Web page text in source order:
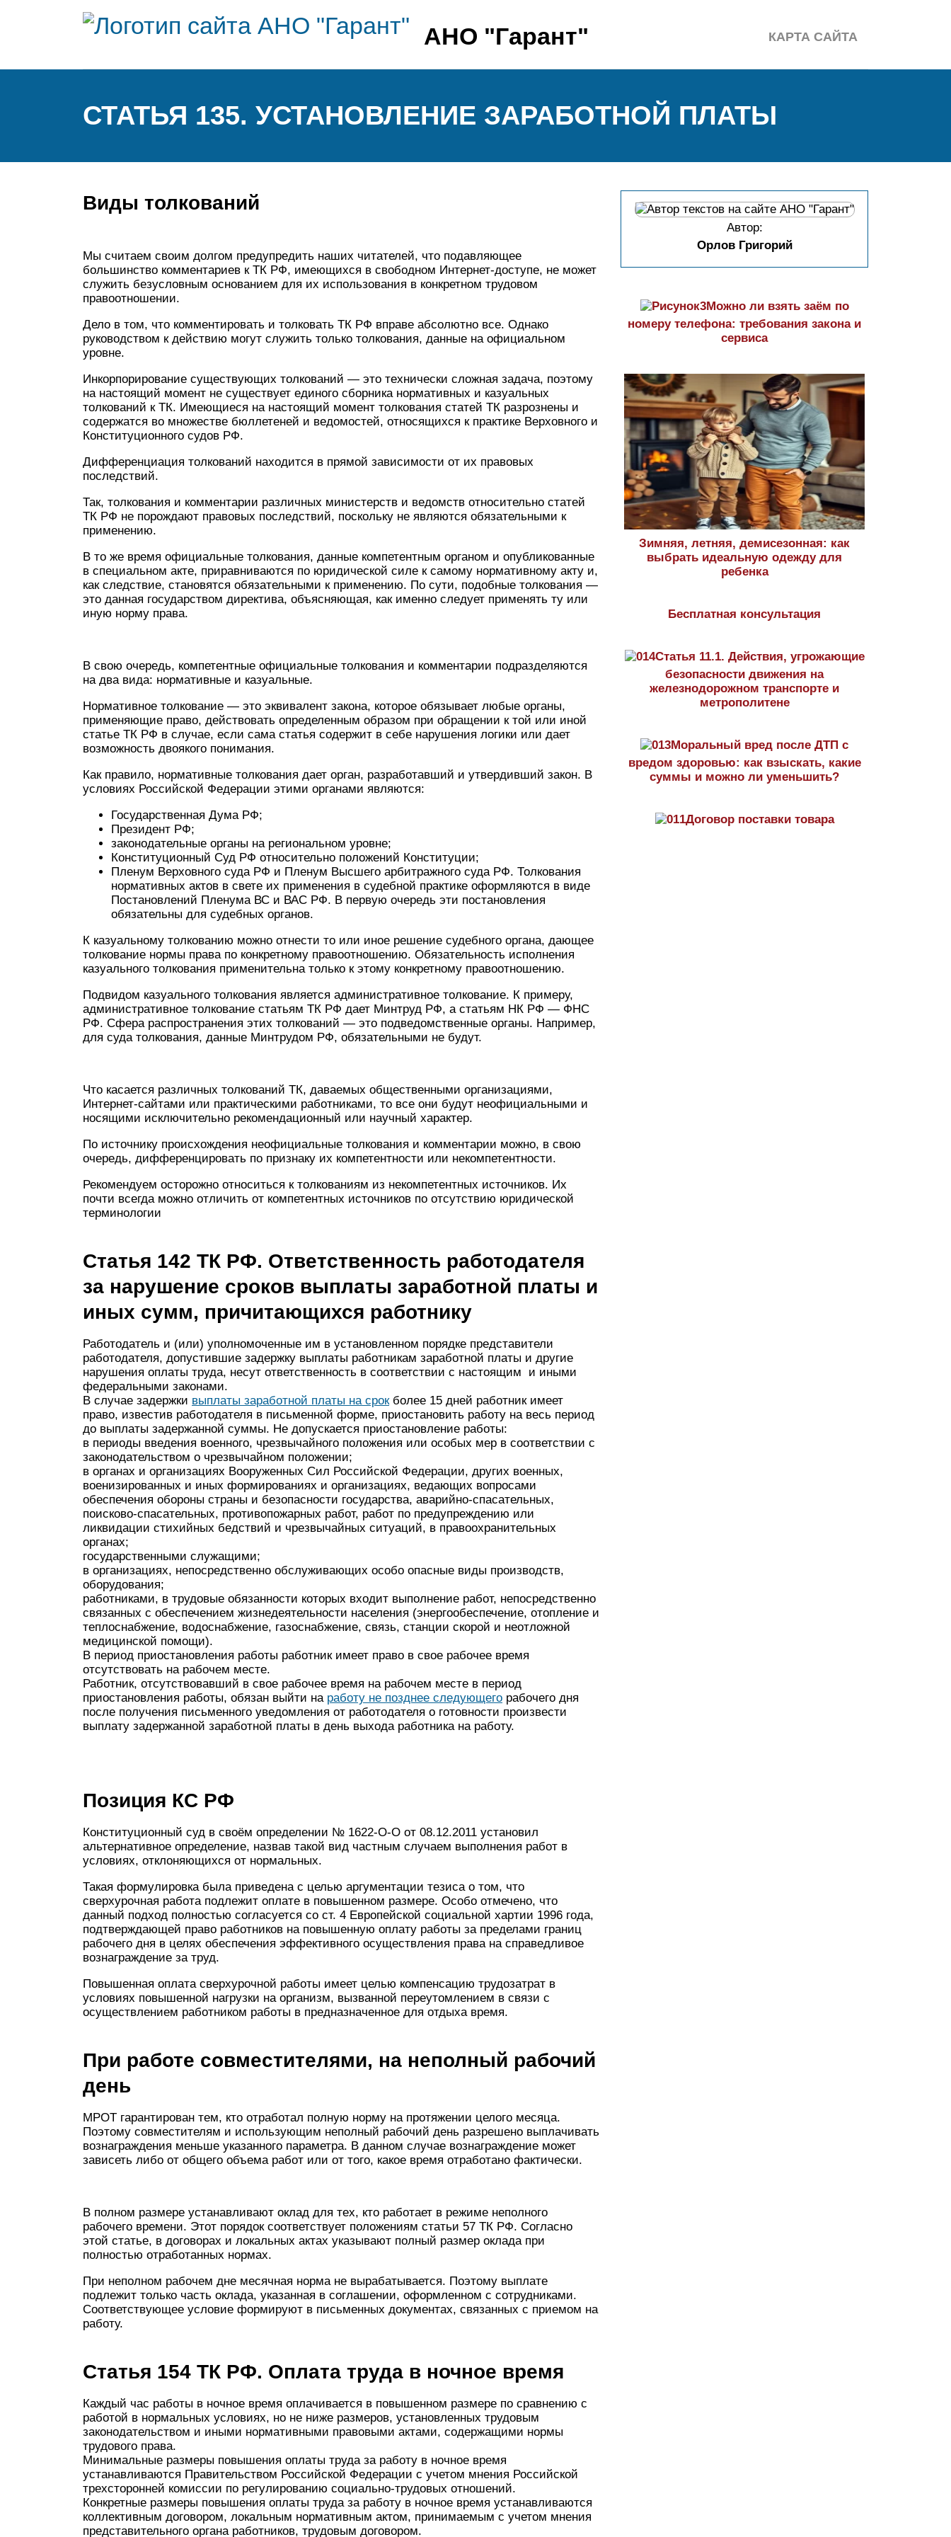
АНО "Гарант" КАРТА САЙТА
СТАТЬЯ 135. УСТАНОВЛЕНИЕ ЗАРАБОТНОЙ ПЛАТЫ
Виды толкований
Мы считаем своим долгом предупредить наших читателей, что подавляющее
большинство комментариев к ТК РФ, имеющихся в свободном Интернет-доступе, не может
служить безусловным основанием для их использования в конкретном трудовом
правоотношении.
Дело в том, что комментировать и толковать ТК РФ вправе абсолютно все. Однако
руководством к действию могут служить только толкования, данные на официальном
уровне.
Инкорпорирование существующих толкований — это технически сложная задача, поэтому
на настоящий момент не существует единого сборника нормативных и казуальных
толкований к ТК. Имеющиеся на настоящий момент толкования статей ТК разрознены и
содержатся во множестве бюллетеней и ведомостей, относящихся к практике Верховного и
Конституционного судов РФ.
Дифференциация толкований находится в прямой зависимости от их правовых
последствий.
Так, толкования и комментарии различных министерств и ведомств относительно статей
ТК РФ не порождают правовых последствий, поскольку не являются обязательными к
применению.
В то же время официальные толкования, данные компетентным органом и опубликованные
в специальном акте, приравниваются по юридической силе к самому нормативному акту и,
как следствие, становятся обязательными к применению. По сути, подобные толкования —
это данная государством директива, объясняющая, как именно следует применять ту или
иную норму права.
В свою очередь, компетентные официальные толкования и комментарии подразделяются
на два вида: нормативные и казуальные.
Нормативное толкование — это эквивалент закона, которое обязывает любые органы,
применяющие право, действовать определенным образом при обращении к той или иной
статье ТК РФ в случае, если сама статья содержит в себе нарушения логики или дает
возможность двоякого понимания.
Как правило, нормативные толкования дает орган, разработавший и утвердивший закон. В
условиях Российской Федерации этими органами являются:
Государственная Дума РФ;
Президент РФ;
законодательные органы на региональном уровне;
Конституционный Суд РФ относительно положений Конституции;
Пленум Верховного суда РФ и Пленум Высшего арбитражного суда РФ. Толкования
нормативных актов в свете их применения в судебной практике оформляются в виде
Постановлений Пленума ВС и ВАС РФ. В первую очередь эти постановления
обязательны для судебных органов.
К казуальному толкованию можно отнести то или иное решение судебного органа, дающее
толкование нормы права по конкретному правоотношению. Обязательность исполнения
казуального толкования применительна только к этому конкретному правоотношению.
Подвидом казуального толкования является административное толкование. К примеру,
административное толкование статьям ТК РФ дает Минтруд РФ, а статьям НК РФ — ФНС
РФ. Сфера распространения этих толкований — это подведомственные органы. Например,
для суда толкования, данные Минтрудом РФ, обязательными не будут.
Что касается различных толкований ТК, даваемых общественными организациями,
Интернет-сайтами или практическими работниками, то все они будут неофициальными и
носящими исключительно рекомендационный или научный характер.
По источнику происхождения неофициальные толкования и комментарии можно, в свою
очередь, дифференцировать по признаку их компетентности или некомпетентности.
Рекомендуем осторожно относиться к толкованиям из некомпетентных источников. Их
почти всегда можно отличить от компетентных источников по отсутствию юридической
терминологии
Статья 142 ТК РФ. Ответственность работодателя
за нарушение сроков выплаты заработной платы и
иных сумм, причитающихся работнику
Работодатель и (или) уполномоченные им в установленном порядке представители
работодателя, допустившие задержку выплаты работникам заработной платы и другие
нарушения оплаты труда, несут ответственность в соответствии с настоящим и иными
федеральными законами.
В случае задержки выплаты заработной платы на срокболее 15 дней работник имеет
право, известив работодателя в письменной форме, приостановить работу на весь период
до выплаты задержанной суммы. Не допускается приостановление работы:
в периоды введения военного, чрезвычайного положения или особых мер в соответствии с
законодательством о чрезвычайном положении;
в органах и организациях Вооруженных Сил Российской Федерации, других военных,
военизированных и иных формированиях и организациях, ведающих вопросами
обеспечения обороны страны и безопасности государства, аварийно-спасательных,
поисково-спасательных, противопожарных работ, работ по предупреждению или
ликвидации стихийных бедствий и чрезвычайных ситуаций, в правоохранительных
органах;
государственными служащими;
в организациях, непосредственно обслуживающих особо опасные виды производств,
оборудования;
работниками, в трудовые обязанности которых входит выполнение работ, непосредственно
связанных с обеспечением жизнедеятельности населения (энергообеспечение, отопление и
теплоснабжение, водоснабжение, газоснабжение, связь, станции скорой и неотложной
медицинской помощи).
В период приостановления работы работник имеет право в свое рабочее время
отсутствовать на рабочем месте.
Работник, отсутствовавший в свое рабочее время на рабочем месте в период
приостановления работы, обязан выйти на работу не позднее следующего рабочего дня
после получения письменного уведомления от работодателя о готовности произвести
выплату задержанной заработной платы в день выхода работника на работу.
Позиция КС РФ
Конституционный суд в своём определении № 1622-О-О от 08.12.2011 установил
альтернативное определение, назвав такой вид частным случаем выполнения работ в
условиях, отклоняющихся от нормальных.
Такая формулировка была приведена с целью аргументации тезиса о том, что
сверхурочная работа подлежит оплате в повышенном размере. Особо отмечено, что
данный подход полностью согласуется со ст. 4 Европейской социальной хартии 1996 года,
подтверждающей право работников на повышенную оплату работы за пределами границ
рабочего дня в целях обеспечения эффективного осуществления права на справедливое
вознаграждение за труд.
Повышенная оплата сверхурочной работы имеет целью компенсацию трудозатрат в
условиях повышенной нагрузки на организм, вызванной переутомлением в связи с
осуществлением работником работы в предназначенное для отдыха время.
При работе совместителями, на неполный рабочий
день
МРОТ гарантирован тем, кто отработал полную норму на протяжении целого месяца.
Поэтому совместителям и использующим неполный рабочий день разрешено выплачивать
вознаграждения меньше указанного параметра. В данном случае вознаграждение может
зависеть либо от общего объема работ или от того, какое время отработано фактически.
В полном размере устанавливают оклад для тех, кто работает в режиме неполного
рабочего времени. Этот порядок соответствует положениям статьи 57 ТК РФ. Согласно
этой статье, в договорах и локальных актах указывают полный размер оклада при
полностью отработанных нормах.
При неполном рабочем дне месячная норма не вырабатывается. Поэтому выплате
подлежит только часть оклада, указанная в соглашении, оформленном с сотрудниками.
Соответствующее условие формируют в письменных документах, связанных с приемом на
работу.
Статья 154 ТК РФ. Оплата труда в ночное время
Каждый час работы в ночное время оплачивается в повышенном размере по сравнению с
работой в нормальных условиях, но не ниже размеров, установленных трудовым
законодательством и иными нормативными правовыми актами, содержащими нормы
трудового права.
Минимальные размеры повышения оплаты труда за работу в ночное время
устанавливаются Правительством Российской Федерации с учетом мнения Российской
трехсторонней комиссии по регулированию социально-трудовых отношений.
Конкретные размеры повышения оплаты труда за работу в ночное время устанавливаются
коллективным договором, локальным нормативным актом, принимаемым с учетом мнения
представительного органа работников, трудовым договором.
Автор:
Орлов Григорий
Можно ли взять заём по
номеру телефона: требования закона и
сервиса
Зимняя, летняя, демисезонная: как
выбрать идеальную одежду для
ребенка
Бесплатная консультация
Статья 11.1. Действия, угрожающие
безопасности движения на
железнодорожном транспорте и
метрополитене
Моральный вред после ДТП с
вредом здоровью: как взыскать, какие
суммы и можно ли уменьшить?
Договор поставки товара